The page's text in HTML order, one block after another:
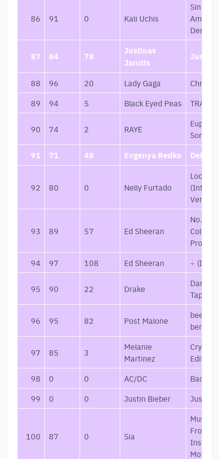
86 91 0 Kali Uchis
Sin
Amor y
87 84 78
Justinas
Jarutis
88 96 20 Lady Gaga
89
94 5 Black Eyed Peas
90 74 2 RAYE
Songs
91 71 48 Evgenya Redko Deivės
92 80 0 Nelly Furtado
Loose
Version)
93 89 57 Ed Sheeran
No.6
Project
94
97 108 Ed Sheeran ÷
95 90 22 Drake
Dark
Tapes
96 95 82 Post Malone
97 85 3
Melanie
Martinez
Cry
Edition)
98
0 0 AC/DC
Back In
99
0 0 Justin Bieber Justice
100 87 0 Sia
Music
From
Motion